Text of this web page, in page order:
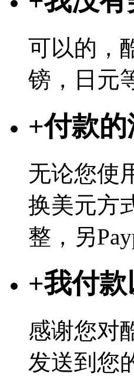
可以的，
镑，日元
+付款
无论您使
换美元方
整，另
+我付
感谢您对
发送到您